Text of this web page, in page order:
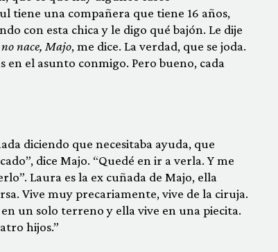
tiene una compañera que tiene 16 años,
con esta chica y le digo qué bajón. Le dije
no nace, Majo, me dice. La verdad, que se joda.
en el asunto conmigo. Pero bueno, cada
diciendo que necesitaba ayuda, que
dice Majo. “Quedé en ir a verla. Y me
Laura es la ex cuñada de Majo, ella
Vive muy precariamente, vive de la ciruja.
un solo terreno y ella vive en una piecita.
hijos.”